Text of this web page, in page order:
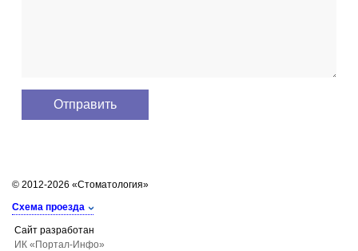
© 2012-2026 «Стоматология»
Схема проезда
Сайт разработан
ИК «Портал-Инфо»